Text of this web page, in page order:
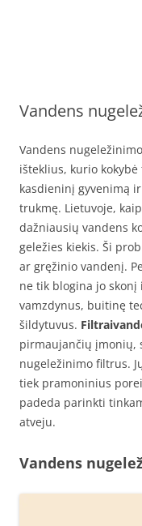
atbulinis osmosas,
Vandens
Vandens
išteklius, kurio
kasdieninį gyvenimą
trukmę. Lietuvoje,
dažniausių vandens
geležies kiekis. Ši
ar gręžinio vandenį.
ne tik blogina jo
vamzdynus, buitinę
šildytuvus.
pirmaujančių įmonių,
nugeležinimo filtrus.
tiek pramoninius
padeda parinkti
atveju.
Vandens